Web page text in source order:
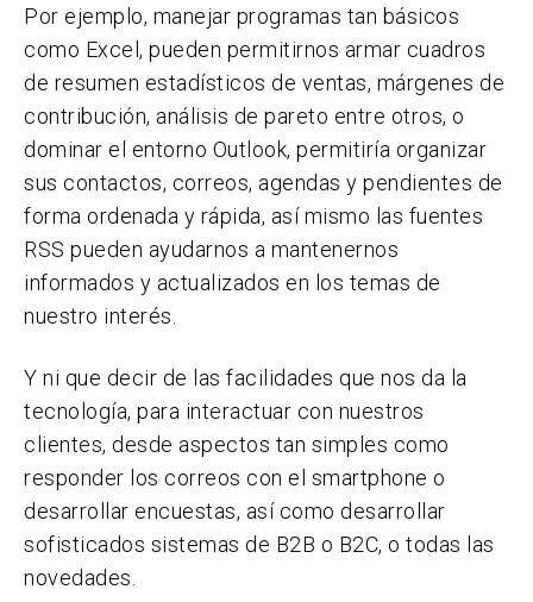
Por ejemplo, manejar programas tan básicos
como Excel, pueden permitirnos armar cuadros
de resumen estadísticos de ventas, márgenes de
contribución, análisis de pareto entre otros, o
dominar el entorno Outlook, permitiría organizar
sus contactos, correos, agendas y pendientes de
forma ordenada y rápida, así mismo las fuentes
RSS pueden ayudarnos a mantenernos
informados y actualizados en los temas de
nuestro interés.
Y ni que decir de las facilidades que nos da la
tecnología, para interactuar con nuestros
clientes, desde aspectos tan simples como
responder los correos con el smartphone o
desarrollar encuestas, así como desarrollar
sofisticados sistemas de B2B o B2C, o todas las
novedades.